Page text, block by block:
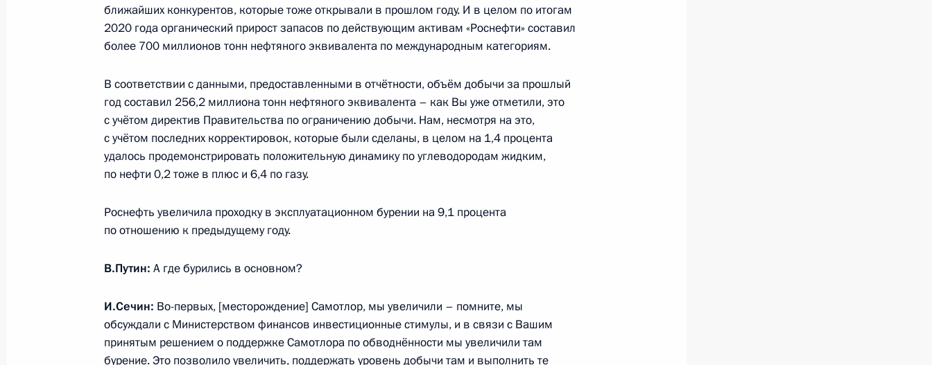
3 февраля 2021 года, среда
Встреча с главой АСИ Светланой Чупшевой
4
2 февраля 2021 года, вторник
Встреча с лауреатами конкурса «Учитель года России»
2 февраля 2021 года, 17:00 Московская область, Ново-Огарёво
1 февраля 2021 года, понедельник
Владимир Путин возложил цветы к могиле первого Президента
1 февраля 2021 года, 18:30 Москва
ближайших конкурентов, которые тоже открывали в прошлом году. И в целом по итогам
2020 года органический прирост запасов по действующим активам «Роснефти» составил
более 700 миллионов тонн нефтяного эквивалента по международным категориям.
В соответствии с данными, предоставленными в отчётности, объём добычи за прошлый
год составил 256,2 миллиона тонн нефтяного эквивалента – как Вы уже отметили, это
с учётом директив Правительства по ограничению добычи. Нам, несмотря на это,
с учётом последних корректировок, которые были сделаны, в целом на 1,4 процента
удалось продемонстрировать положительную динамику по углеводородам жидким,
по нефти 0,2 тоже в плюс и 6,4 по газу.
Роснефть увеличила проходку в эксплуатационном бурении на 9,1 процента
по отношению к предыдущему году.
В.Путин: А где бурились в основном?
И.Сечин: Во-первых, [месторождение] Самотлор, мы увеличили – помните, мы
обсуждали с Министерством финансов инвестиционные стимулы, и в связи с Вашим
принятым решением о поддержке Самотлора по обводнённости мы увеличили там
бурение. Это позволило увеличить, поддержать уровень добычи там и выполнить те